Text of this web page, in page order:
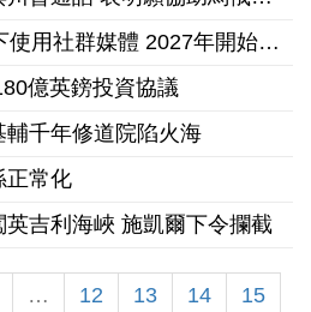
英國擬立法禁16歲以下使用社群媒體 2027年開始實施
億英鎊投資協議
千年修道院陷火海
正常化
吉利海峽 施凱爾下令攔截
… 12 13 14
15